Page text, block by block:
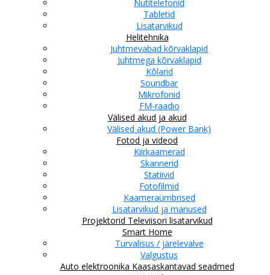
Nutitelefonid
Tabletid
Lisatarvikud
Helitehnika
Juhtmevabad kõrvaklapid
Juhtmega kõrvaklapid
Kõlarid
Soundbar
Mikrofonid
FM-raadio
Välised akud ja akud
Välised akud (Power Bank)
Fotod ja videod
Kiirkaamerad
Skannerid
Statiivid
Fotofilmid
Kaameraümbrised
Lisatarvikud ja manused
Projektorid Televiisori lisatarvikud
Smart Home
Turvalisus / järelevalve
Valgustus
Auto elektroonika Kaasaskantavad seadmed